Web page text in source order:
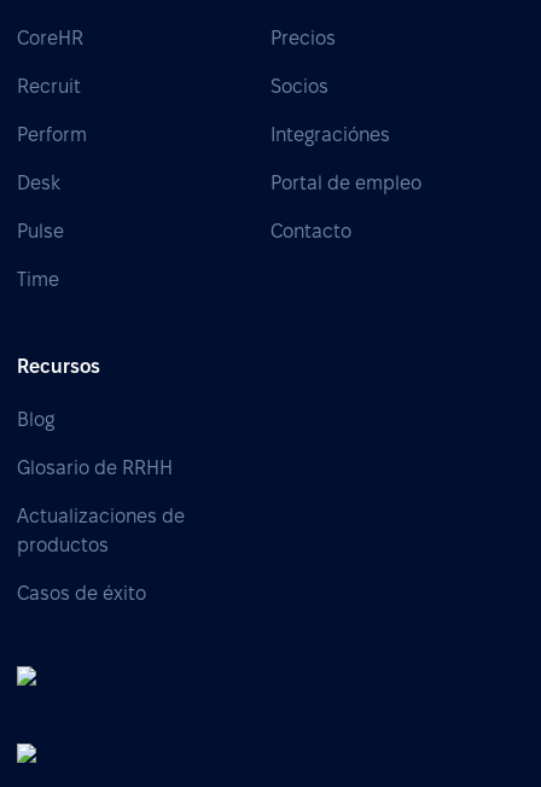
CoreHR
Recruit
Perform
Desk
Pulse
Time
Precios
Socios
Integraciónes
Portal de empleo
Contacto
Recursos
Blog
Glosario de RRHH
Actualizaciones de
productos
Casos de éxito